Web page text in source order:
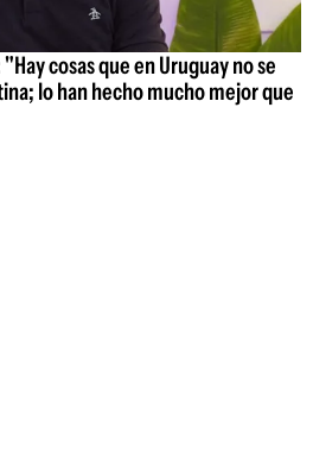
cosas que en Uruguay no se
lo han hecho mucho mejor que